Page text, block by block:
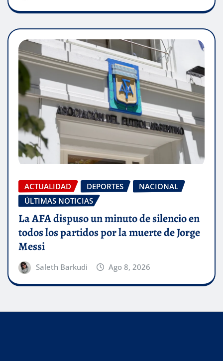
ACTUALIDAD DEPORTES
NACIONAL
ÚLTIMAS NOTICIAS
La AFA dispuso un minuto de silencio en
todos los partidos por la muerte de Jorge
Messi
Saleth Barkudi Ago 8, 2026